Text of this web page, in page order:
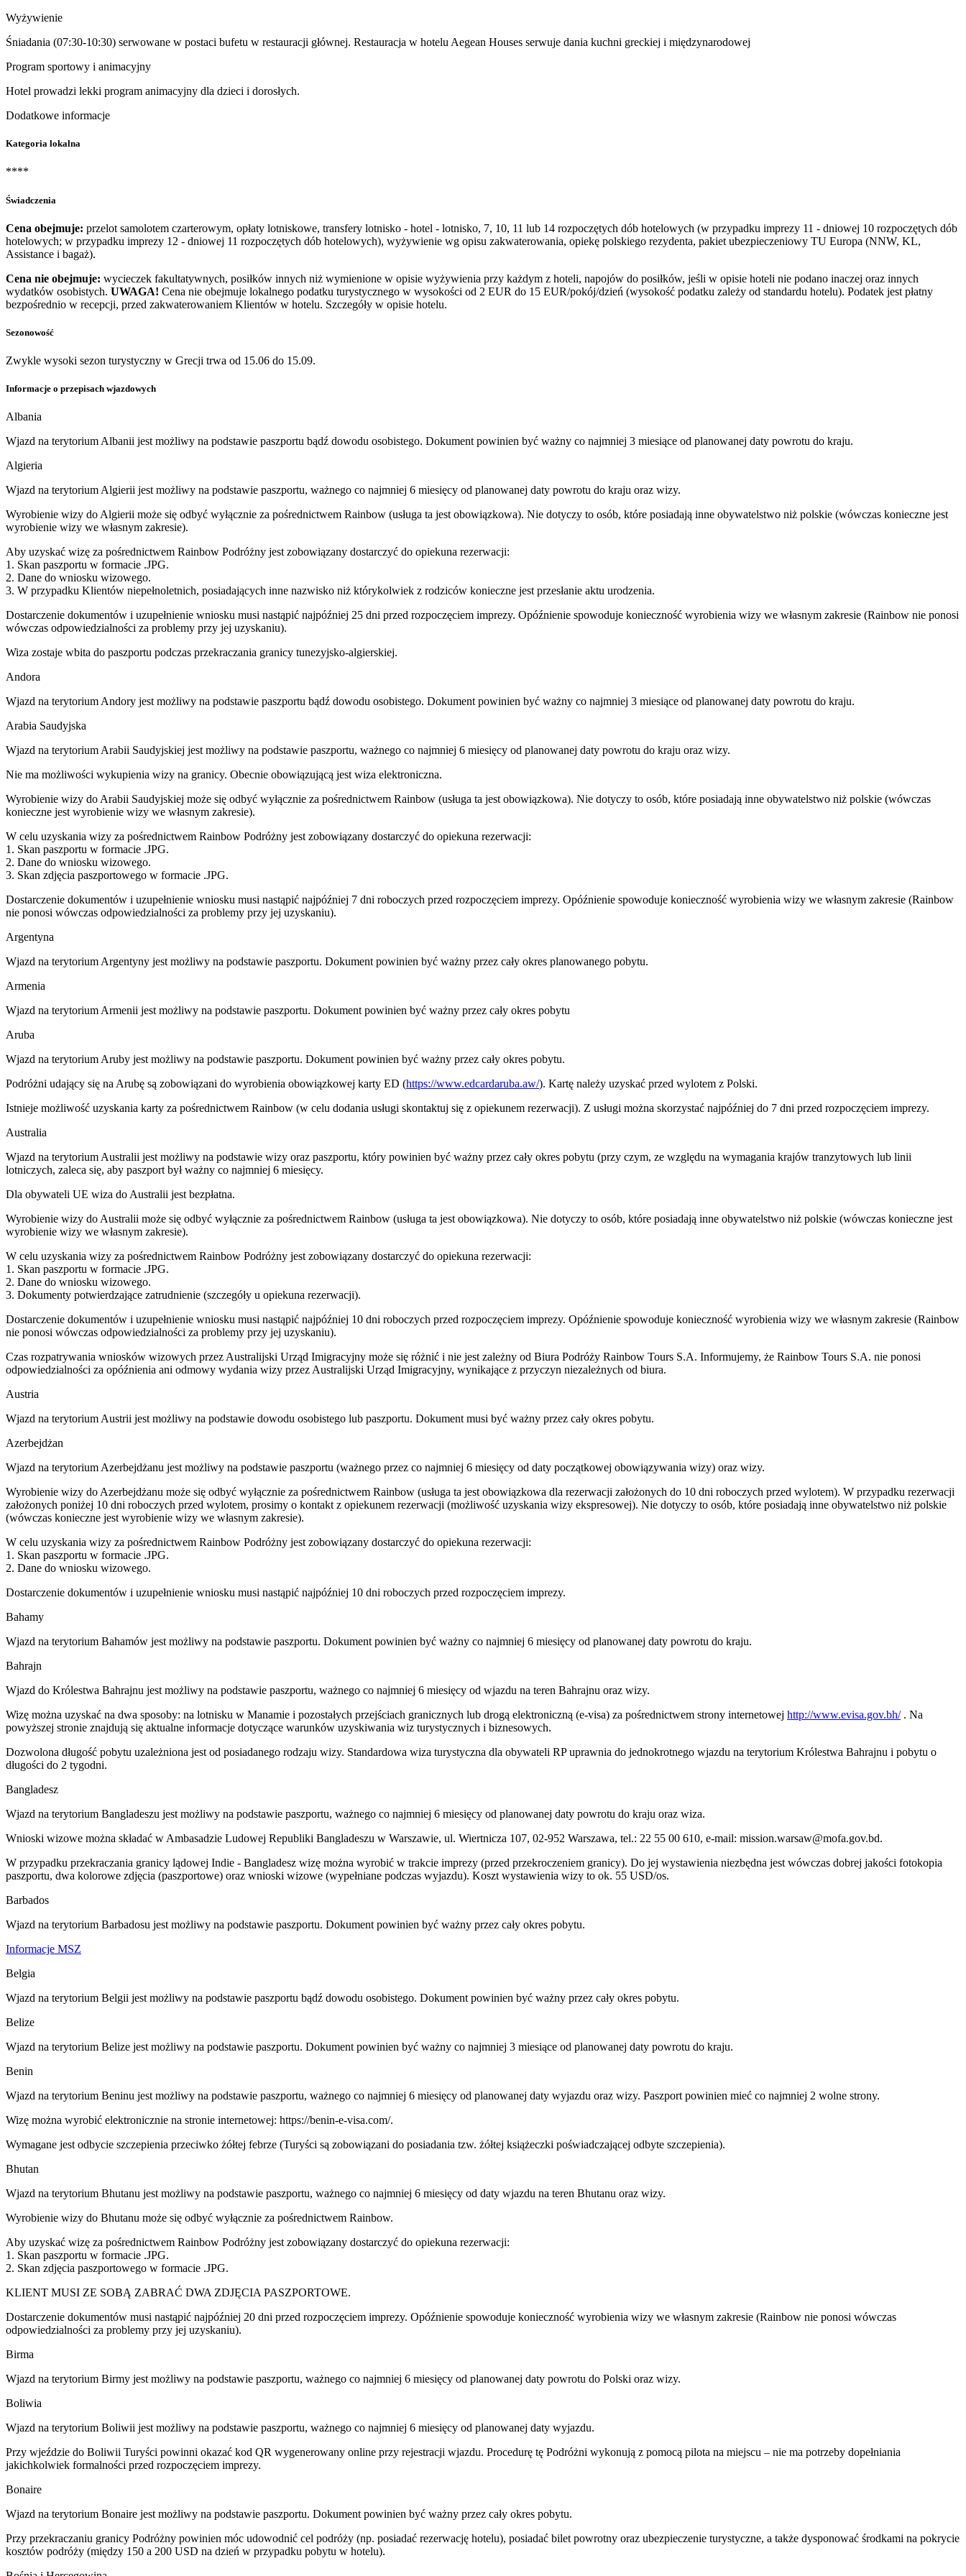
Wyżywienie
Śniadania (07:30-10:30) serwowane w postaci bufetu w restauracji głównej. Restauracja w hotelu Aegean Houses serwuje dania kuchni greckiej i międzynarodowej
Program sportowy i animacyjny
Hotel prowadzi lekki program animacyjny dla dzieci i dorosłych.
Dodatkowe informacje
Kategoria lokalna
****
Świadczenia
Cena obejmuje: przelot samolotem czarterowym, opłaty lotniskowe, transfery lotnisko - hotel - lotnisko, 7, 10, 11 lub 14 rozpoczętych dób hotelowych (w przypadku imprezy 11 - dniowej 10 rozpoczętych dób
hotelowych; w przypadku imprezy 12 - dniowej 11 rozpoczętych dób hotelowych), wyżywienie wg opisu zakwaterowania, opiekę polskiego rezydenta, pakiet ubezpieczeniowy TU Europa (NNW, KL,
Assistance i bagaż).
Cena nie obejmuje: wycieczek fakultatywnych, posiłków innych niż wymienione w opisie wyżywienia przy każdym z hoteli, napojów do posiłków, jeśli w opisie hoteli nie podano inaczej oraz innych
wydatków osobistych. UWAGA! Cena nie obejmuje lokalnego podatku turystycznego w wysokości od 2 EUR do 15 EUR/pokój/dzień (wysokość podatku zależy od standardu hotelu). Podatek jest płatny
bezpośrednio w recepcji, przed zakwaterowaniem Klientów w hotelu. Szczegóły w opisie hotelu.
Sezonowość
Zwykle wysoki sezon turystyczny w Grecji trwa od 15.06 do 15.09.
Informacje o przepisach wjazdowych
Albania
Wjazd na terytorium Albanii jest możliwy na podstawie paszportu bądź dowodu osobistego. Dokument powinien być ważny co najmniej 3 miesiące od planowanej daty powrotu do kraju.
Algieria
Wjazd na terytorium Algierii jest możliwy na podstawie paszportu, ważnego co najmniej 6 miesięcy od planowanej daty powrotu do kraju oraz wizy.
Wyrobienie wizy do Algierii może się odbyć wyłącznie za pośrednictwem Rainbow (usługa ta jest obowiązkowa). Nie dotyczy to osób, które posiadają inne obywatelstwo niż polskie (wówczas konieczne jest
wyrobienie wizy we własnym zakresie).
Aby uzyskać wizę za pośrednictwem Rainbow Podróżny jest zobowiązany dostarczyć do opiekuna rezerwacji:
1. Skan paszportu w formacie .JPG.
2. Dane do wniosku wizowego.
3. W przypadku Klientów niepełnoletnich, posiadających inne nazwisko niż którykolwiek z rodziców konieczne jest przesłanie aktu urodzenia.
Dostarczenie dokumentów i uzupełnienie wniosku musi nastąpić najpóźniej 25 dni przed rozpoczęciem imprezy. Opóźnienie spowoduje konieczność wyrobienia wizy we własnym zakresie (Rainbow nie ponosi
wówczas odpowiedzialności za problemy przy jej uzyskaniu).
Wiza zostaje wbita do paszportu podczas przekraczania granicy tunezyjsko-algierskiej.
Andora
Wjazd na terytorium Andory jest możliwy na podstawie paszportu bądź dowodu osobistego. Dokument powinien być ważny co najmniej 3 miesiące od planowanej daty powrotu do kraju.
Arabia Saudyjska
Wjazd na terytorium Arabii Saudyjskiej jest możliwy na podstawie paszportu, ważnego co najmniej 6 miesięcy od planowanej daty powrotu do kraju oraz wizy.
Nie ma możliwości wykupienia wizy na granicy. Obecnie obowiązującą jest wiza elektroniczna.
Wyrobienie wizy do Arabii Saudyjskiej może się odbyć wyłącznie za pośrednictwem Rainbow (usługa ta jest obowiązkowa). Nie dotyczy to osób, które posiadają inne obywatelstwo niż polskie (wówczas
konieczne jest wyrobienie wizy we własnym zakresie).
W celu uzyskania wizy za pośrednictwem Rainbow Podróżny jest zobowiązany dostarczyć do opiekuna rezerwacji:
1. Skan paszportu w formacie .JPG.
2. Dane do wniosku wizowego.
3. Skan zdjęcia paszportowego w formacie .JPG.
Dostarczenie dokumentów i uzupełnienie wniosku musi nastąpić najpóźniej 7 dni roboczych przed rozpoczęciem imprezy. Opóźnienie spowoduje konieczność wyrobienia wizy we własnym zakresie (Rainbow
nie ponosi wówczas odpowiedzialności za problemy przy jej uzyskaniu).
Argentyna
Wjazd na terytorium Argentyny jest możliwy na podstawie paszportu. Dokument powinien być ważny przez cały okres planowanego pobytu.
Armenia
Wjazd na terytorium Armenii jest możliwy na podstawie paszportu. Dokument powinien być ważny przez cały okres pobytu
Aruba
Wjazd na terytorium Aruby jest możliwy na podstawie paszportu. Dokument powinien być ważny przez cały okres pobytu.
Podróżni udający się na Arubę są zobowiązani do wyrobienia obowiązkowej karty ED (https://www.edcardaruba.aw/). Kartę należy uzyskać przed wylotem z Polski.
Istnieje możliwość uzyskania karty za pośrednictwem Rainbow (w celu dodania usługi skontaktuj się z opiekunem rezerwacji). Z usługi można skorzystać najpóźniej do 7 dni przed rozpoczęciem imprezy.
Australia
Wjazd na terytorium Australii jest możliwy na podstawie wizy oraz paszportu, który powinien być ważny przez cały okres pobytu (przy czym, ze względu na wymagania krajów tranzytowych lub linii
lotniczych, zaleca się, aby paszport był ważny co najmniej 6 miesięcy.
Dla obywateli UE wiza do Australii jest bezpłatna.
Wyrobienie wizy do Australii może się odbyć wyłącznie za pośrednictwem Rainbow (usługa ta jest obowiązkowa). Nie dotyczy to osób, które posiadają inne obywatelstwo niż polskie (wówczas konieczne jest
wyrobienie wizy we własnym zakresie).
W celu uzyskania wizy za pośrednictwem Rainbow Podróżny jest zobowiązany dostarczyć do opiekuna rezerwacji:
1. Skan paszportu w formacie .JPG.
2. Dane do wniosku wizowego.
3. Dokumenty potwierdzające zatrudnienie (szczegóły u opiekuna rezerwacji).
Dostarczenie dokumentów i uzupełnienie wniosku musi nastąpić najpóźniej 10 dni roboczych przed rozpoczęciem imprezy. Opóźnienie spowoduje konieczność wyrobienia wizy we własnym zakresie (Rainbow
nie ponosi wówczas odpowiedzialności za problemy przy jej uzyskaniu).
Czas rozpatrywania wniosków wizowych przez Australijski Urząd Imigracyjny może się różnić i nie jest zależny od Biura Podróży Rainbow Tours S.A. Informujemy, że Rainbow Tours S.A. nie ponosi
odpowiedzialności za opóźnienia ani odmowy wydania wizy przez Australijski Urząd Imigracyjny, wynikające z przyczyn niezależnych od biura.
Austria
Wjazd na terytorium Austrii jest możliwy na podstawie dowodu osobistego lub paszportu. Dokument musi być ważny przez cały okres pobytu.
Azerbejdżan
Wjazd na terytorium Azerbejdżanu jest możliwy na podstawie paszportu (ważnego przez co najmniej 6 miesięcy od daty początkowej obowiązywania wizy) oraz wizy.
Wyrobienie wizy do Azerbejdżanu może się odbyć wyłącznie za pośrednictwem Rainbow (usługa ta jest obowiązkowa dla rezerwacji założonych do 10 dni roboczych przed wylotem). W przypadku rezerwacji
założonych poniżej 10 dni roboczych przed wylotem, prosimy o kontakt z opiekunem rezerwacji (możliwość uzyskania wizy ekspresowej). Nie dotyczy to osób, które posiadają inne obywatelstwo niż polskie
(wówczas konieczne jest wyrobienie wizy we własnym zakresie).
W celu uzyskania wizy za pośrednictwem Rainbow Podróżny jest zobowiązany dostarczyć do opiekuna rezerwacji:
1. Skan paszportu w formacie .JPG.
2. Dane do wniosku wizowego.
Dostarczenie dokumentów i uzupełnienie wniosku musi nastąpić najpóźniej 10 dni roboczych przed rozpoczęciem imprezy.
Bahamy
Wjazd na terytorium Bahamów jest możliwy na podstawie paszportu. Dokument powinien być ważny co najmniej 6 miesięcy od planowanej daty powrotu do kraju.
Bahrajn
Wjazd do Królestwa Bahrajnu jest możliwy na podstawie paszportu, ważnego co najmniej 6 miesięcy od wjazdu na teren Bahrajnu oraz wizy.
Wizę można uzyskać na dwa sposoby: na lotnisku w Manamie i pozostałych przejściach granicznych lub drogą elektroniczną (e-visa) za pośrednictwem strony internetowej http://www.evisa.gov.bh/. Na
powyższej stronie znajdują się aktualne informacje dotyczące warunków uzyskiwania wiz turystycznych i biznesowych.
Dozwolona długość pobytu uzależniona jest od posiadanego rodzaju wizy. Standardowa wiza turystyczna dla obywateli RP uprawnia do jednokrotnego wjazdu na terytorium Królestwa Bahrajnu i pobytu o
długości do 2 tygodni.
Bangladesz
Wjazd na terytorium Bangladeszu jest możliwy na podstawie paszportu, ważnego co najmniej 6 miesięcy od planowanej daty powrotu do kraju oraz wiza.
Wnioski wizowe można składać w Ambasadzie Ludowej Republiki Bangladeszu w Warszawie, ul. Wiertnicza 107, 02-952 Warszawa, tel.: 22 55 00 610, e-mail: mission.warsaw@mofa.gov.bd.
W przypadku przekraczania granicy lądowej Indie - Bangladesz wizę można wyrobić w trakcie imprezy (przed przekroczeniem granicy). Do jej wystawienia niezbędna jest wówczas dobrej jakości fotokopia
paszportu, dwa kolorowe zdjęcia (paszportowe) oraz wnioski wizowe (wypełniane podczas wyjazdu). Koszt wystawienia wizy to ok. 55 USD/os.
Barbados
Wjazd na terytorium Barbadosu jest możliwy na podstawie paszportu. Dokument powinien być ważny przez cały okres pobytu.
Informacje MSZ
Belgia
Wjazd na terytorium Belgii jest możliwy na podstawie paszportu bądź dowodu osobistego. Dokument powinien być ważny przez cały okres pobytu.
Belize
Wjazd na terytorium Belize jest możliwy na podstawie paszportu. Dokument powinien być ważny co najmniej 3 miesiące od planowanej daty powrotu do kraju.
Benin
Wjazd na terytorium Beninu jest możliwy na podstawie paszportu, ważnego co najmniej 6 miesięcy od planowanej daty wyjazdu oraz wizy. Paszport powinien mieć co najmniej 2 wolne strony.
Wizę można wyrobić elektronicznie na stronie internetowej: https://benin-e-visa.com/.
Wymagane jest odbycie szczepienia przeciwko żółtej febrze (Turyści są zobowiązani do posiadania tzw. żółtej książeczki poświadczającej odbyte szczepienia).
Bhutan
Wjazd na terytorium Bhutanu jest możliwy na podstawie paszportu, ważnego co najmniej 6 miesięcy od daty wjazdu na teren Bhutanu oraz wizy.
Wyrobienie wizy do Bhutanu może się odbyć wyłącznie za pośrednictwem Rainbow.
Aby uzyskać wizę za pośrednictwem Rainbow Podróżny jest zobowiązany dostarczyć do opiekuna rezerwacji:
1. Skan paszportu w formacie .JPG.
2. Skan zdjęcia paszportowego w formacie .JPG.
KLIENT MUSI ZE SOBĄ ZABRAĆ DWA ZDJĘCIA PASZPORTOWE.
Dostarczenie dokumentów musi nastąpić najpóźniej 20 dni przed rozpoczęciem imprezy. Opóźnienie spowoduje konieczność wyrobienia wizy we własnym zakresie (Rainbow nie ponosi wówczas
odpowiedzialności za problemy przy jej uzyskaniu).
Birma
Wjazd na terytorium Birmy jest możliwy na podstawie paszportu, ważnego co najmniej 6 miesięcy od planowanej daty powrotu do Polski oraz wizy.
Boliwia
Wjazd na terytorium Boliwii jest możliwy na podstawie paszportu, ważnego co najmniej 6 miesięcy od planowanej daty wyjazdu.
Przy wjeździe do Boliwii Turyści powinni okazać kod QR wygenerowany online przy rejestracji wjazdu. Procedurę tę Podróżni wykonują z pomocą pilota na miejscu – nie ma potrzeby dopełniania
jakichkolwiek formalności przed rozpoczęciem imprezy.
Bonaire
Wjazd na terytorium Bonaire jest możliwy na podstawie paszportu. Dokument powinien być ważny przez cały okres pobytu.
Przy przekraczaniu granicy Podróżny powinien móc udowodnić cel podróży (np. posiadać rezerwację hotelu), posiadać bilet powrotny oraz ubezpieczenie turystyczne, a także dysponować środkami na pokrycie
kosztów podróży (między 150 a 200 USD na dzień w przypadku pobytu w hotelu).